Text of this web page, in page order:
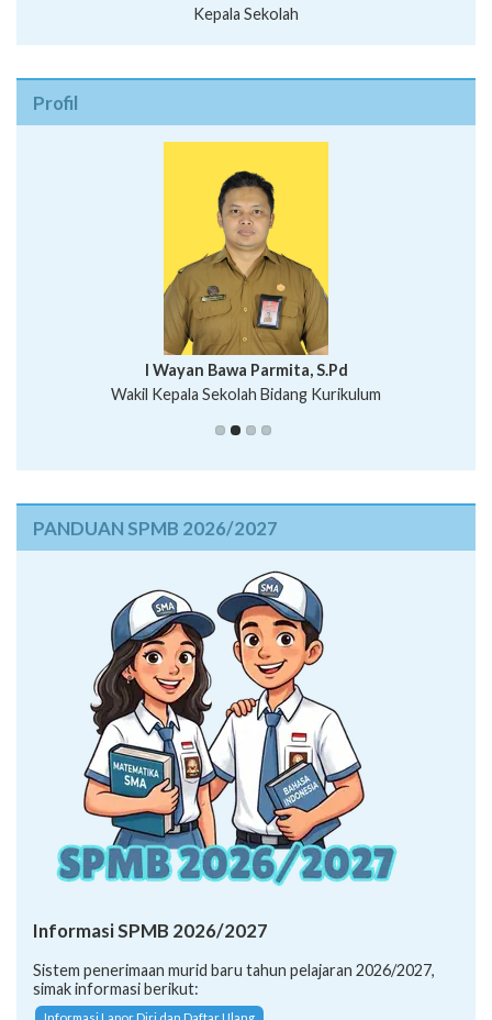
Kepala Sekolah
Profil
Putu Suhartana, S.Pd.
I Wayan Bawa Parmita, S.Pd
Wakil Kepala Sekolah Bidang Kurikulum
I Wayan Gede Aditya Pratita, S.Pd., M.Sn
Ni Wayan Nopi Sutantri, S.Pd.
PANDUAN SPMB 2026/2027
Informasi SPMB 2026/2027
Sistem penerimaan murid baru tahun pelajaran 2026/2027,
simak informasi berikut: